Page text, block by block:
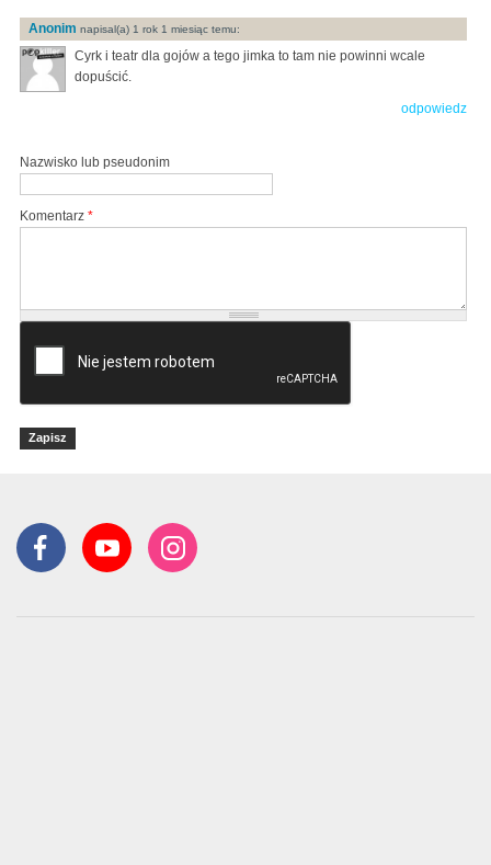
Anonim napisal(a) 1 rok 1 miesiąc temu:
Cyrk i teatr dla gojów a tego jimka to tam nie powinni wcale
dopuścić.
odpowiedz
Nazwisko lub pseudonim
Komentarz *